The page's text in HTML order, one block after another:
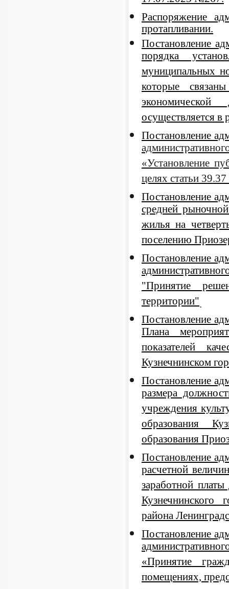
Распоряжение
протапливании.
Постановление
порядка
муниципальных
которые
осуществляется в
Постановление
«Установление
целях статьи
Постановление
средней
жилья на
поселению
Постановление
"Принятие
территории".
Постановление
Плана
показателей
Кузнечнинском
Постановление
размера
учреждения
образования
образования
Постановление
расчетной
заработной
Кузнечнинского
района
Постановление
«Принятие
помещениях,